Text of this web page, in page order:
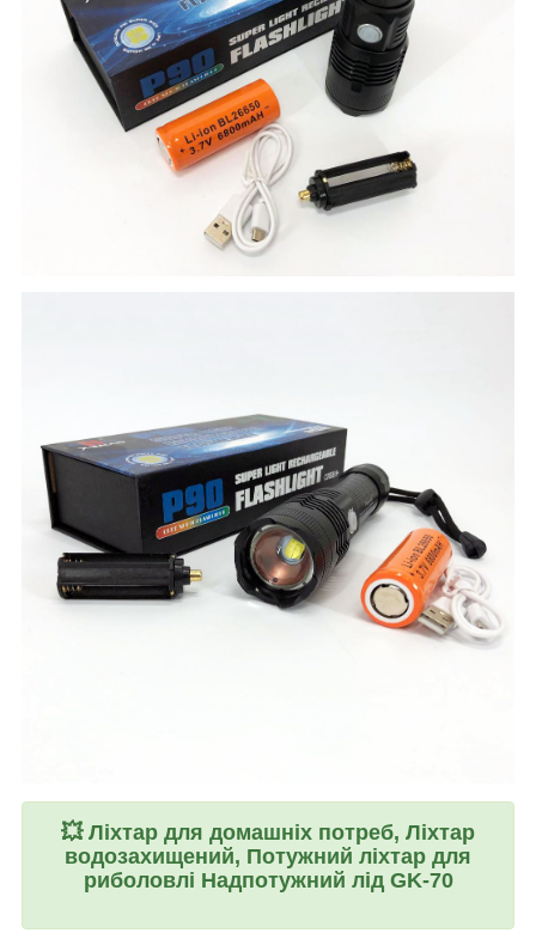
💥 Ліхтар для домашніх потреб, Ліхтар
водозахищений, Потужний ліхтар для
риболовлі Надпотужний лід GK-70